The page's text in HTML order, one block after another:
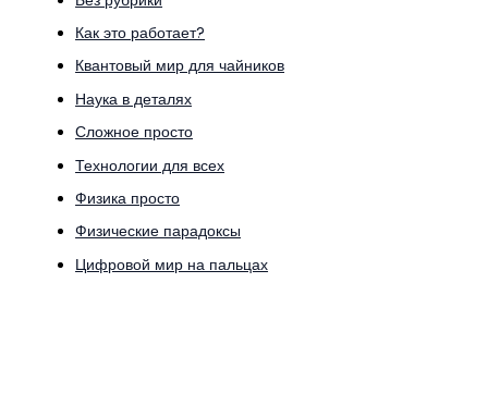
Как это работает?
Квантовый мир для чайников
Наука в деталях
Сложное просто
Технологии для всех
Физика просто
Физические парадоксы
Цифровой мир на пальцах